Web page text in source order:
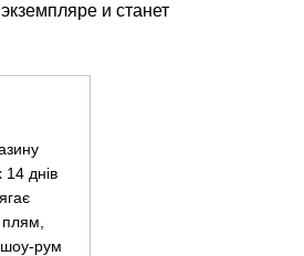
и станет
днів
шоу-рум